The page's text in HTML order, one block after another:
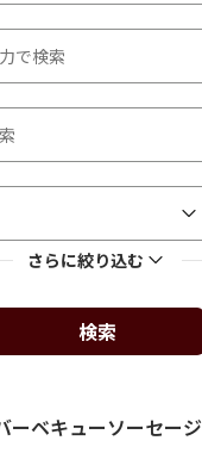
さらに絞り込む
検索
ーベキューソーセージ